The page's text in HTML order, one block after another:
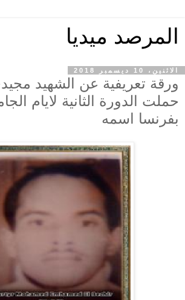
المرصد ميديا
الاثنين، 10 ديسمبر 2018
ورقة تعريفية عن الشهيد
حملت الدورة الثانية لايام
بفرنسا اسمه